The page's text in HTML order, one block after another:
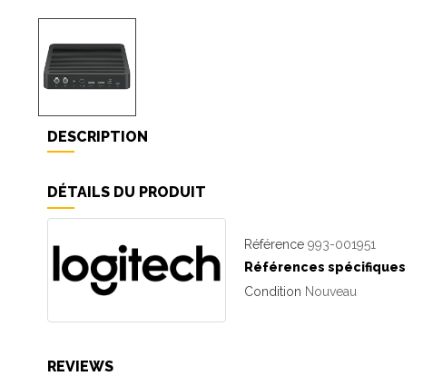
DESCRIPTION
DÉTAILS DU PRODUIT
Référence 993-001951
Références spécifiques
Condition Nouveau
REVIEWS